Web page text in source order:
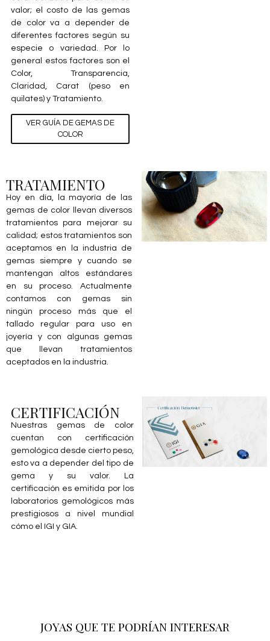
valor; el costo de las gemas
de color va a depender de
diferentes factores según su
especie o variedad. Por lo
general estos factores son el
Color, Transparencia,
Claridad, Carat (peso en
quilates) y Tratamiento.
VER GUÍA DE GEMAS DE
COLOR
TRATAMIENTO
Hoy en día, la mayoría de las
gemas de color llevan diversos
tratamientos para mejorar su
calidad; estos tratamientos son
aceptamos en la industria de
gemas siempre y cuando se
mantengan altos estándares
en su proceso. Actualmente
contamos con gemas sin
ningún proceso más que el
tallado regular para uso en
joyería y con algunas gemas
que llevan tratamientos
aceptados en la industria.
CERTIFICACIÓN
Nuestras gemas de color
cuentan con certificación
gemológica desde cierto peso,
esto va a depender del tipo de
gema y su valor. La
certificación es emitida por los
laboratorios gemológicos más
prestigiosos a nivel mundial
cómo el IGI y GIA.
JOYAS QUE TE PODRÍAN INTERESAR